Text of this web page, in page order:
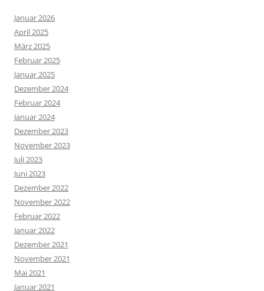
Januar 2026
April 2025
März 2025
Februar 2025
Januar 2025
Dezember 2024
Februar 2024
Januar 2024
Dezember 2023
November 2023
Juli 2023
Juni 2023
Dezember 2022
November 2022
Februar 2022
Januar 2022
Dezember 2021
November 2021
Mai 2021
Januar 2021